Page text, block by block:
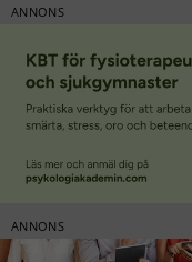
ANNONS
ANNONS